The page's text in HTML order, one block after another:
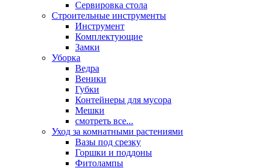
Сервировка стола
Строительные инструменты
Инструмент
Комплектующие
Замки
Уборка
Ведра
Веники
Губки
Контейнеры для мусора
Мешки
смотреть все...
Уход за комнатными растениями
Вазы под срезку
Горшки и поддоны
Фитолампы